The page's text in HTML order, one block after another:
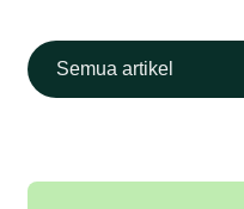
Semua artikel